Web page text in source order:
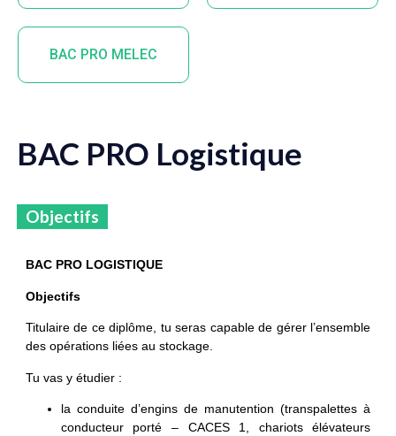
BAC PRO MELEC
BAC PRO Logistique
Objectifs
BAC PRO LOGISTIQUE
Objectifs
Titulaire de ce diplôme, tu seras capable de gérer l’ensemble
des opérations liées au stockage.
Tu vas y étudier :
la conduite d’engins de manutention (transpalettes à
conducteur porté – CACES 1, chariots élévateurs